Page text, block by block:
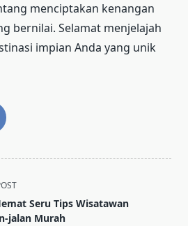
menciptakan kenangan
bernilai. Selamat menjelajah
impian Anda yang unik
Seru Tips Wisatawan
jalan Murah